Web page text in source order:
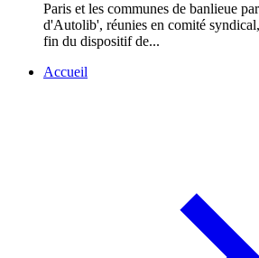
Paris et les communes de banlieue
d'Autolib', réunies en comité
fin du dispositif de...
Accueil